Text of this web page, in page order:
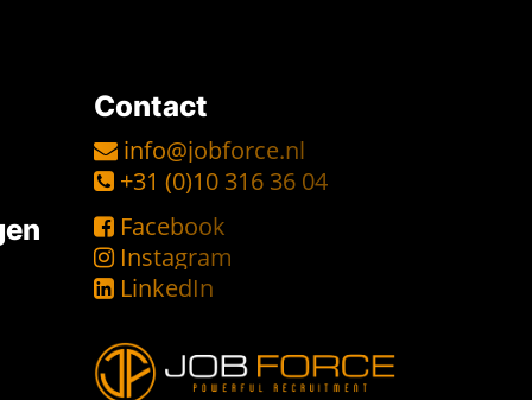
Contact
info@jobforce.nl
+31 (0)10 316 36 04
Facebook
Instagram
LinkedIn